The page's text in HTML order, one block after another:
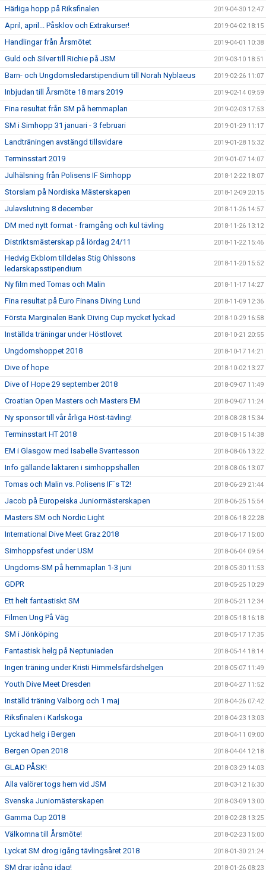
Härliga hopp på Riksfinalen 2019-04-30 12:47
April, april... Påsklov och Extrakurser! 2019-04-02 18:15
Handlingar från Årsmötet 2019-04-01 10:38
Guld och Silver till Richie på JSM 2019-03-10 18:51
Barn- och Ungdomsledarstipendium till Norah Nyblaeus 2019-02-26 11:07
Inbjudan till Årsmöte 18 mars 2019 2019-02-14 09:59
Fina resultat från SM på hemmaplan 2019-02-03 17:53
SM i Simhopp 31 januari - 3 februari 2019-01-29 11:17
Landträningen avstängd tillsvidare 2019-01-28 15:32
Terminsstart 2019 2019-01-07 14:07
Julhälsning från Polisens IF Simhopp 2018-12-22 18:07
Storslam på Nordiska Mästerskapen 2018-12-09 20:15
Julavslutning 8 december 2018-11-26 14:57
DM med nytt format - framgång och kul tävling 2018-11-26 13:12
Distriktsmästerskap på lördag 24/11 2018-11-22 15:46
Hedvig Ekblom tilldelas Stig Ohlssons
ledarskapsstipendium
2018-11-20 15:52
Ny film med Tomas och Malin 2018-11-17 14:27
Fina resultat på Euro Finans Diving Lund 2018-11-09 12:36
Första Marginalen Bank Diving Cup mycket lyckad 2018-10-29 16:58
Inställda träningar under Höstlovet 2018-10-21 20:55
Ungdomshoppet 2018 2018-10-17 14:21
Dive of hope 2018-10-02 13:27
Dive of Hope 29 september 2018 2018-09-07 11:49
Croatian Open Masters och Masters EM 2018-09-07 11:24
Ny sponsor till vår årliga Höst-tävling! 2018-08-28 15:34
Terminsstart HT 2018 2018-08-15 14:38
EM i Glasgow med Isabelle Svantesson 2018-08-06 13:22
Info gällande läktaren i simhoppshallen 2018-08-06 13:07
Tomas och Malin vs. Polisens IF´s T2! 2018-06-29 21:44
Jacob på Europeiska Juniormästerskapen 2018-06-25 15:54
Masters SM och Nordic Light 2018-06-18 22:28
International Dive Meet Graz 2018 2018-06-17 15:00
Simhoppsfest under USM 2018-06-04 09:54
Ungdoms-SM på hemmaplan 1-3 juni 2018-05-30 11:53
GDPR 2018-05-25 10:29
Ett helt fantastiskt SM 2018-05-21 12:34
Filmen Ung På Väg 2018-05-18 16:18
SM i Jönköping 2018-05-17 17:35
Fantastisk helg på Neptuniaden 2018-05-14 18:14
Ingen träning under Kristi Himmelsfärdshelgen 2018-05-07 11:49
Youth Dive Meet Dresden 2018-04-27 11:52
Inställd träning Valborg och 1 maj 2018-04-26 07:42
Riksfinalen i Karlskoga 2018-04-23 13:03
Lyckad helg i Bergen 2018-04-11 09:00
Bergen Open 2018 2018-04-04 12:18
GLAD PÅSK! 2018-03-29 14:03
Alla valörer togs hem vid JSM 2018-03-12 16:30
Svenska Juniomästerskapen 2018-03-09 13:00
Gamma Cup 2018 2018-02-28 13:25
Välkomna till Årsmöte! 2018-02-23 15:00
Lyckat SM drog igång tävlingsåret 2018 2018-01-30 21:24
SM drar igång idag! 2018-01-26 08:23